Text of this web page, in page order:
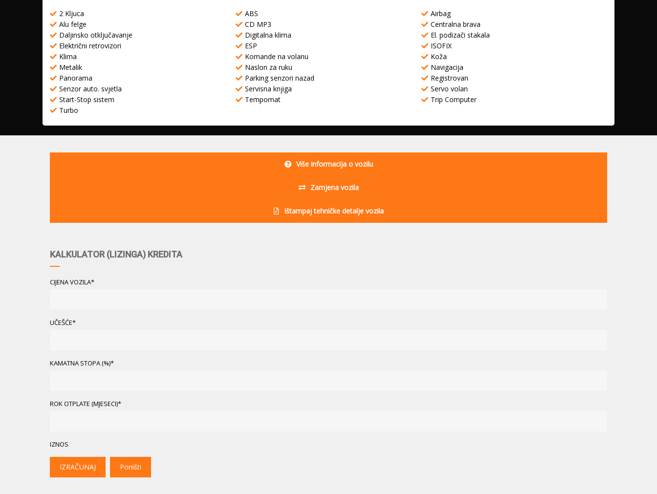
2 Kljuca ABS
Airbag
Alu felge
CD MP3
Centralna brava
Daljinsko otključavanje
Digitalna klima
El. podizači stakala
Električni retrovizori
ESP
ISOFIX
Klima
Komande na volanu
Koža
Metalik
Naslon za ruku
Navigacija
Panorama
Parking senzori nazad
Registrovan
Senzor auto. svjetla
Servisna knjiga
Servo volan
Start-Stop sistem
Tempomat
Trip Computer
Turbo
Više informacija o vozilu
Zamjena vozila
Ištampaj tehničke detalje vozila
KALKULATOR (LIZINGA) KREDITA
CIJENA VOZILA*
UČEŠĆE*
KAMATNA STOPA (%)*
ROK OTPLATE (MJESECI)*
IZNOS
IZRAČUNAJ Poništi